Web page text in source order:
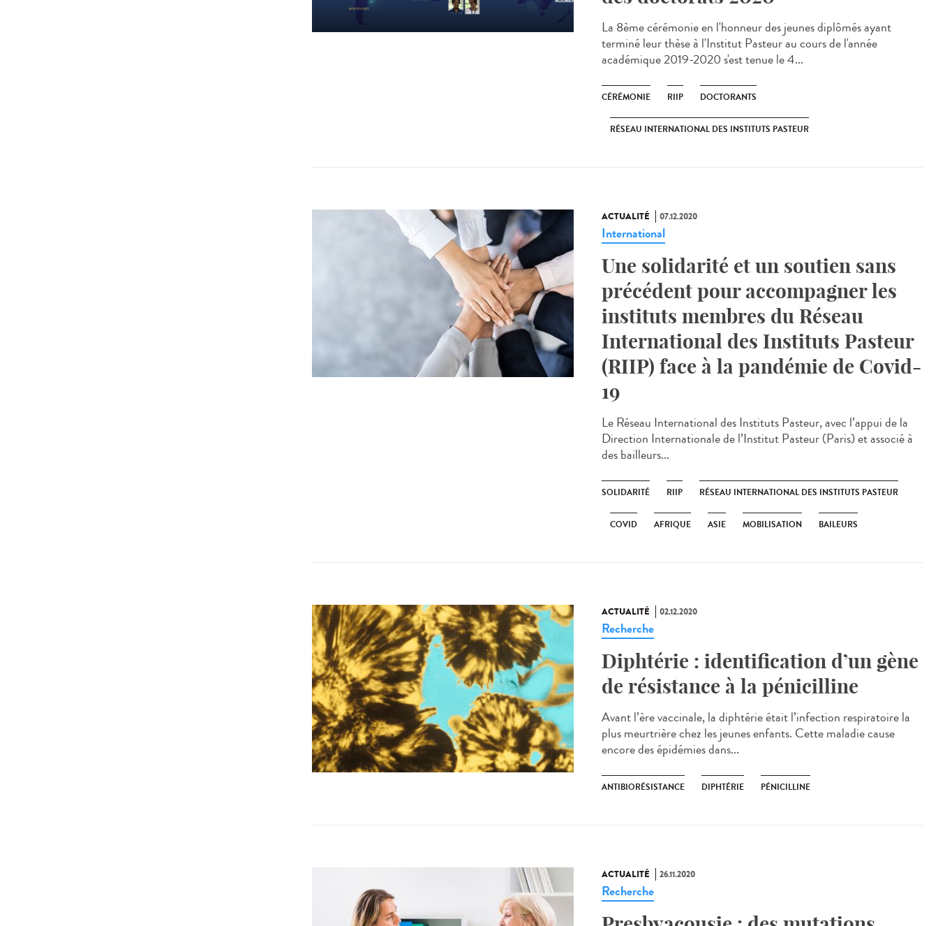
La 8ème cérémonie en l'honneur des jeunes diplômés ayant
terminé leur thèse à l'Institut Pasteur au cours de l'année
académique 2019-2020 s'est tenue le 4...
CÉRÉMONIE RIIP DOCTORANTS
RÉSEAU INTERNATIONAL DES INSTITUTS PASTEUR
ACTUALITÉ 07.12.2020
International
Une solidarité et un soutien sans
précédent pour accompagner les
instituts membres du Réseau
International des Instituts Pasteur
(RIIP) face à la pandémie de Covid-
19
Le Réseau International des Instituts Pasteur, avec l’appui de la
Direction Internationale de l’Institut Pasteur (Paris) et associé à
des bailleurs...
SOLIDARITÉ RIIP RÉSEAU INTERNATIONAL DES INSTITUTS PASTEUR
COVID AFRIQUE ASIE MOBILISATION BAILEURS
ACTUALITÉ 02.12.2020
Recherche
Diphtérie : identification d’un gène
de résistance à la pénicilline
Avant l’ère vaccinale, la diphtérie était l’infection respiratoire la
plus meurtrière chez les jeunes enfants. Cette maladie cause
encore des épidémies dans...
ANTIBIORÉSISTANCE DIPHTÉRIE PÉNICILLINE
ACTUALITÉ 26.11.2020
Recherche